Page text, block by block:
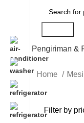
Pengiriman &
Home
Filter by